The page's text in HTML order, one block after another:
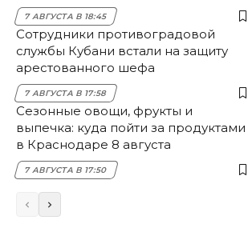
7 АВГУСТА В 18:45
Сотрудники противоградовой
службы Кубани встали на защиту
арестованного шефа
7 АВГУСТА В 17:58
Сезонные овощи, фрукты и
выпечка: куда пойти за продуктами
в Краснодаре 8 августа
7 АВГУСТА В 17:50